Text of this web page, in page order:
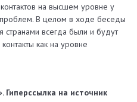
на высшем уровне у
проблем. В целом в ходе беседы
всегда были и будут
как на уровне
Гиперссылка на источник